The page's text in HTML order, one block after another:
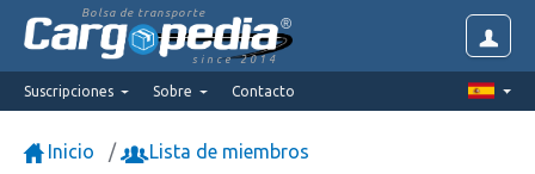
Bolsa de transporte
since 2014
Suscripciones Sobre Contacto
Inicio
Lista de miembros